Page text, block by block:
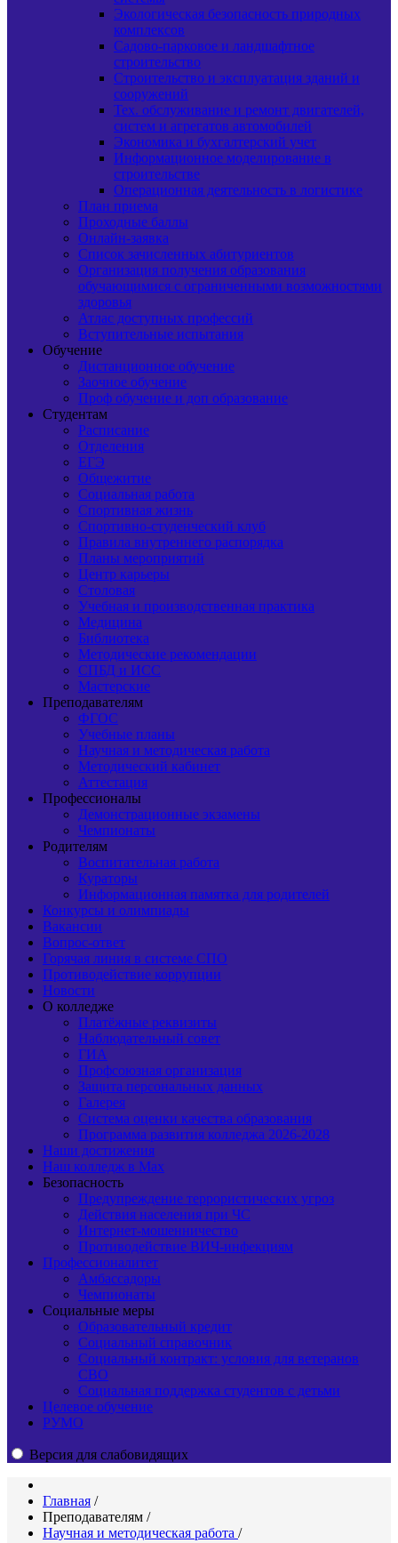
Экологическая безопасность природных
комплексов
Садово-парковое и ландшафтное
строительство
Строительство и эксплуатация зданий и
сооружений
Тех. обслуживание и ремонт двигателей,
систем и агрегатов автомобилей
Экономика и бухгалтерский учет
Информационное моделирование в
строительстве
Операционная деятельность в логистике
План приема
Проходные баллы
Онлайн-заявка
Список зачисленных абитуриентов
Организация получения образования
обучающимися с ограниченными возможностями
здоровья
Атлас доступных профессий
Вступительные испытания
Обучение
Дистанционное обучение
Заочное обучение
Проф обучение и доп образование
Студентам
Расписание
Отделения
ЕГЭ
Общежитие
Социальная работа
Спортивная жизнь
Спортивно-студенческий клуб
Правила внутреннего распорядка
Планы мероприятий
Центр карьеры
Столовая
Учебная и производственная практика
Медицина
Библиотека
Методические рекомендации
СПБД и ИСС
Мастерские
Преподавателям
ФГОС
Учебные планы
Научная и методическая работа
Методический кабинет
Аттестация
Профессионалы
Демонстрационные экзамены
Чемпионаты
Родителям
Воспитательная работа
Кураторы
Информационная памятка для родителей
Конкурсы и олимпиады
Вакансии
Вопрос-ответ
Горячая линия в системе СПО
Противодействие коррупции
Новости
О колледже
Платёжные реквизиты
Наблюдательный совет
ГИА
Профсоюзная организация
Защита персональных данных
Галерея
Система оценки качества образования
Программа развития колледжа 2026-2028
Наши достижения
Наш колледж в Max
Безопасность
Предупреждение террористических угроз
Действия населения при ЧС
Интернет-мошенничество
Противодействие ВИЧ-инфекциям
Профессионалитет
Амбассадоры
Чемпионаты
Социальные меры
Образовательный кредит
Социальный справочник
Социальный контракт: условия для ветеранов
СВО
Социальная поддержка студентов с детьми
Целевое обучение
РУМО
Версия для слабовидящих
Главная /
Преподавателям /
Научная и методическая работа /